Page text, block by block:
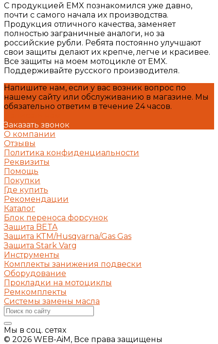
С продукцией EMX познакомился уже давно,
почти с самого начала их производства.
Продукция отличного качества, заменяет
полностью заграничные аналоги, но за
российские рубли. Ребята постоянно улучшают
свои защиты делают их крепче, легче и красивее.
Все защиты на моем мотоцикле от EMX.
Поддерживайте русского производителя.
Напишите нам, если у вас возник вопрос по
нашему сайту или обслуживанию в магазине. Мы
обязательно ответим в течение 24 часов.
Заказать звонок
О компании
Отзывы
Политика конфиденциальности
Реквизиты
Помощь
Покупки
Где купить
Рекомендации
Каталог
Блок переноса форсунок
Защита BETA
Защита KTM/Husqvarna/Gas Gas
Защита Stark Varg
Инструменты
Комплекты занижения подвески
Оборудование
Прокладки на мотоциклы
Ремкомплекты
Системы замены масла
Мы в соц. сетях
© 2026 WEB-AiM, Все права защищены